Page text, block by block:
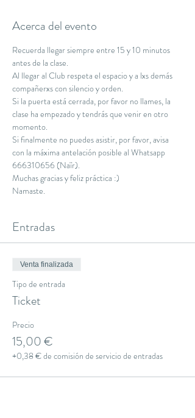
Acerca del evento
Recuerda llegar siempre entre 15 y 10 minutos
antes de la clase.
Al llegar al Club respeta el espacio y a lxs demás
compañerxs con silencio y orden.
Si la puerta está cerrada, por favor no llames, la
clase ha empezado y tendrás que venir en otro
momento.
Si finalmente no puedes asistir, por favor, avisa
con la máxima antelación posible al Whatsapp
666310656 (Naïr).
Muchas gracias y feliz práctica :)
Namaste.
Entradas
Venta finalizada
Tipo de entrada
Ticket
Precio
15,00 €
+0,38 € de comisión de servicio de entradas